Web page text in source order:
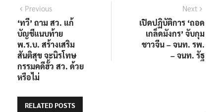
แนะแนว
เรื่อง
PreviousPrevious
post:
‘ทวี’ ถาม สว. แก้
บัญชีแนบท้าย
พ.ร.บ. สร้างเสริม
สันติสุข จะนิรโทษ
กรรมคดีฮั้ว สว. ด้วย
หรือไม่
Next
เปิดปฏิบัติการ ‘ถอด
เกล็ดมังกร’ จับกุม
ชาวจีน – จนท. รพ.
– จนท. รัฐ
RELATED POSTS